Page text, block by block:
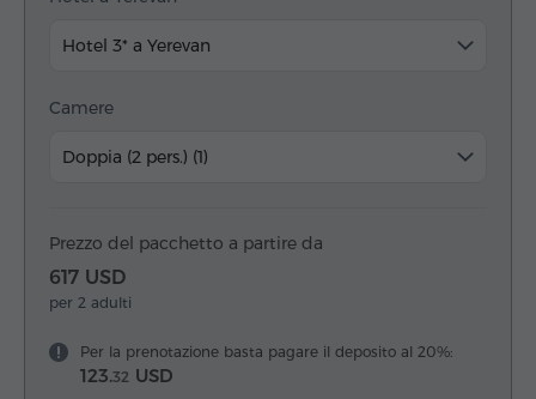
Hotel 3* a Yerevan
Camere
Doppia (2 pers.) (1)
Prezzo del pacchetto a partire da
617 USD
per 2 adulti
Per la prenotazione basta pagare il deposito al 20%:
123.32 USD